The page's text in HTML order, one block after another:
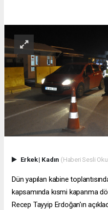
Erkek| Kadın (Haberi Sesli
Dün yapılan kabine
kapsamında kısmi kapanma
Recep Tayyip Erdoğan'ın